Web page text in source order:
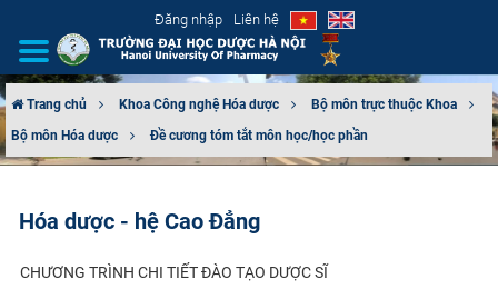
Đăng nhập Liên hệ
GIỚI THIỆU
Trang chủ Khoa Công nghệ Hóa dược
Bộ môn trực thuộc Khoa
Bộ môn Hóa dược
Đề cương tóm tắt môn học/học phần
Hóa dược - hệ Cao Đẳng
CHƯƠNG TRÌNH CHI TIẾT ĐÀO TẠO DƯỢC SĨ